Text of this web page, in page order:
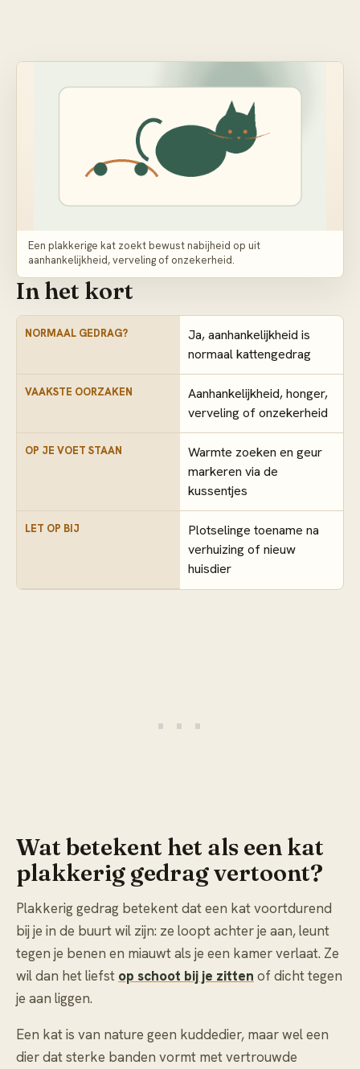
Een plakkerige kat zoekt bewust nabijheid op uit
aanhankelijkheid, verveling of onzekerheid.
In het kort
NORMAAL GEDRAG?
Ja, aanhankelijkheid is
normaal kattengedrag
VAAKSTE OORZAKEN
Aanhankelijkheid, honger,
verveling of onzekerheid
OP JE VOET STAAN
Warmte zoeken en geur
markeren via de
kussentjes
LET OP BIJ
Plotselinge toename na
verhuizing of nieuw
huisdier
Wat betekent het als een kat
plakkerig gedrag vertoont?
Plakkerig gedrag betekent dat een kat voortdurend
bij je in de buurt wil zijn: ze loopt achter je aan, leunt
tegen je benen en miauwt als je een kamer verlaat. Ze
wil dan het liefst op schoot bij je zitten of dicht tegen
je aan liggen.
Een kat is van nature geen kuddedier, maar wel een
dier dat sterke banden vormt met vertrouwde